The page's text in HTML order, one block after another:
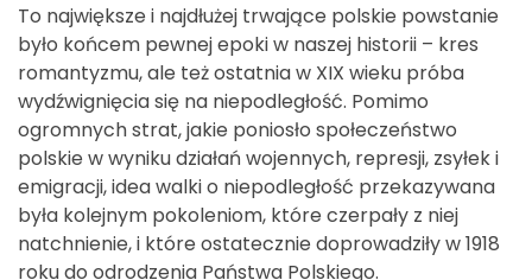
To największe i najdłużej trwające polskie powstanie
było końcem pewnej epoki w naszej historii – kres
romantyzmu, ale też ostatnia w XIX wieku próba
wydźwignięcia się na niepodległość. Pomimo
ogromnych strat, jakie poniosło społeczeństwo
polskie w wyniku działań wojennych, represji, zsyłek i
emigracji, idea walki o niepodległość przekazywana
była kolejnym pokoleniom, które czerpały z niej
natchnienie, i które ostatecznie doprowadziły w 1918
roku do odrodzenia Państwa Polskiego.